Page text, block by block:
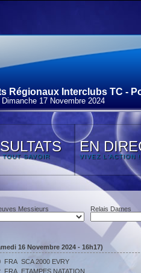
Régionaux Interclubs TC -
17 Novembre 2024
TOUT SAVOIR
EN
VIVEZ L'ACTION !
Messieurs Relais Dames
16 Novembre 2024 - 16h17)
FRA SCA 2000 EVRY
FRA ETAMPES NATATION